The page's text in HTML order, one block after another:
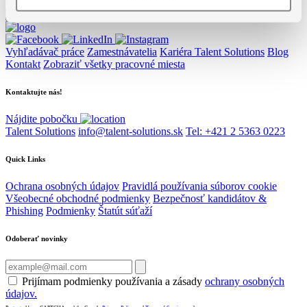
Vyhľadávač práce Zamestnávatelia Kariéra Talent Solutions Blog
Kontakt Zobraziť všetky pracovné miesta
Kontaktujte nás!
Nájdite pobočku
Talent Solutions info@talent-solutions.sk Tel: +421 2 5363 0223
Quick Links
Ochrana osobných údajov Pravidlá používania súborov cookie
Všeobecné obchodné podmienky Bezpečnosť kandidátov &
Phishing Podmienky Štatút súťaží
Odoberať novinky
Prijímam podmienky používania a zásady ochrany osobných
údajov.